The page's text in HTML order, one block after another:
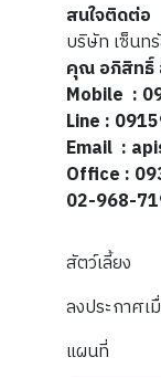
สนใจติดต่อ
บริษัท เซ็นท
คุณ อภิสิทธิ์
Mobile :
Line :
Email :
Office :
02-968-
สัตว์เลี้ยง
ลงประกาศเ
แผนที่